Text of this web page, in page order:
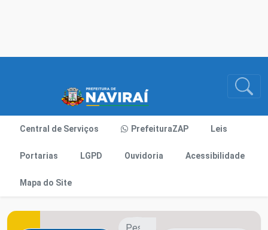
Central de Serviços PrefeituraZAP Leis
Portarias LGPD Ouvidoria Acessibilidade
Mapa do Site